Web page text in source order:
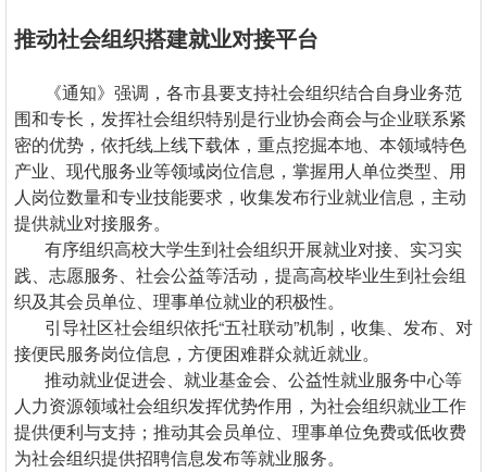
推动社会组织搭建就业对接平台
《通知》强调，各市县要支持社会组织结合自身业务范
围和专长，发挥社会组织特别是行业协会商会与企业联系紧
密的优势，依托线上线下载体，重点挖掘本地、本领域特色
产业、现代服务业等领域岗位信息，掌握用人单位类型、用
人岗位数量和专业技能要求，收集发布行业就业信息，主动
提供就业对接服务。
有序组织高校大学生到社会组织开展就业对接、实习实
践、志愿服务、社会公益等活动，提高高校毕业生到社会组
织及其会员单位、理事单位就业的积极性。
引导社区社会组织依托“五社联动”机制，收集、发布、对
接便民服务岗位信息，方便困难群众就近就业。
推动就业促进会、就业基金会、公益性就业服务中心等
人力资源领域社会组织发挥优势作用，为社会组织就业工作
提供便利与支持；推动其会员单位、理事单位免费或低收费
为社会组织提供招聘信息发布等就业服务。